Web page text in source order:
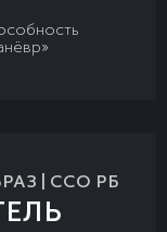
| ССО РБ